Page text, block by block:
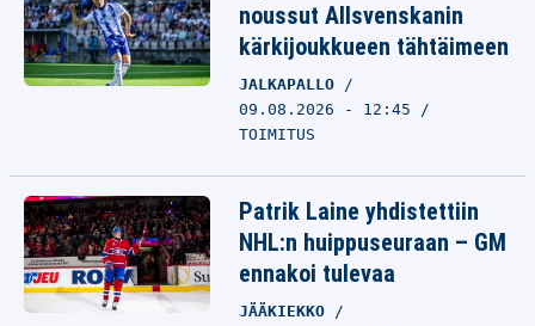
noussut Allsvenskanin
kärkijoukkueen tähtäimeen
JALKAPALLO
09.08.2026 - 12:45
TOIMITUS
Patrik Laine yhdistettiin
NHL:n huippuseuraan – GM
ennakoi tulevaa
JÄÄKIEKKO